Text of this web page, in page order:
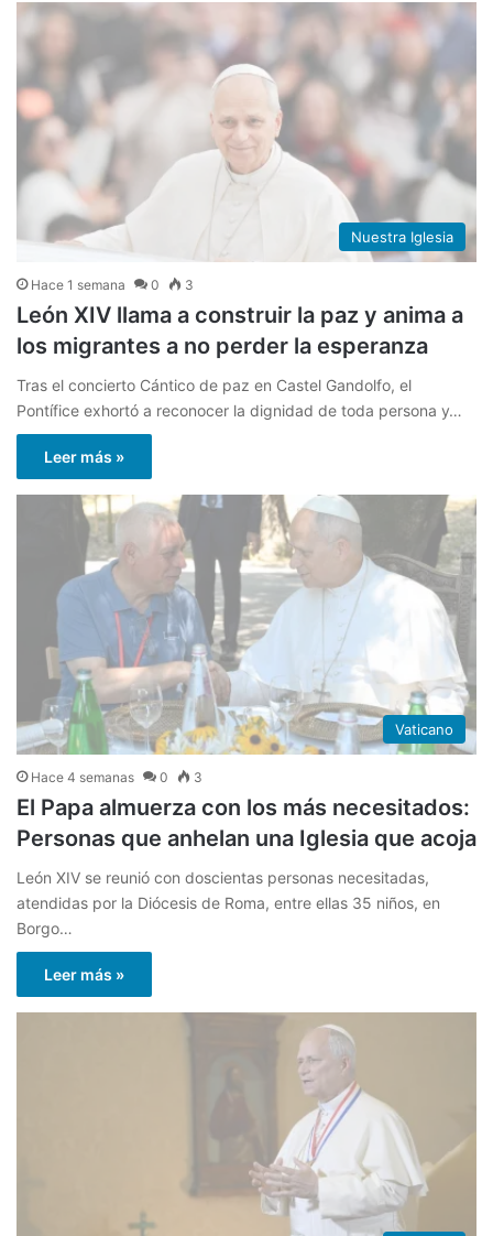
Nuestra Iglesia
Hace 1 semana 0 3
León XIV llama a construir la paz y anima a
los migrantes a no perder la esperanza
Tras el concierto Cántico de paz en Castel Gandolfo, el
Pontífice exhortó a reconocer la dignidad de toda persona y…
Leer más »
Vaticano
Hace 4 semanas 0 3
El Papa almuerza con los más necesitados:
Personas que anhelan una Iglesia que acoja
León XIV se reunió con doscientas personas necesitadas,
atendidas por la Diócesis de Roma, entre ellas 35 niños, en
Borgo…
Leer más »